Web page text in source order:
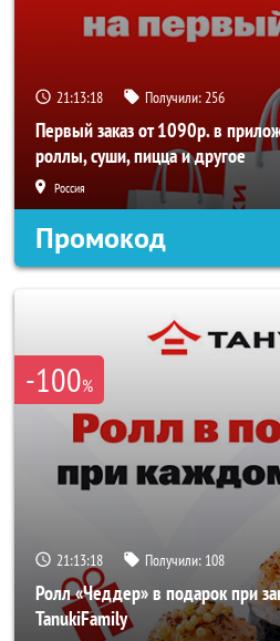
21:13:17 Получили:256
Первый заказ от 1090р. в
роллы, суши, пицца и другое
Россия
Промокод
-100%
21:13:17 Получили: 108
Ролл «Чеддер» в подарок при
TanukiFamily